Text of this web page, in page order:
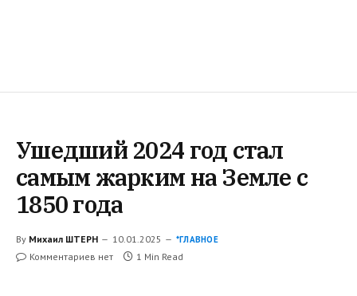
Ушедший 2024 год стал
самым жарким на Земле с
1850 года
By Михаил ШТЕРН 10.01.2025 *ГЛАВНОЕ
Комментариев нет 1 Min Read